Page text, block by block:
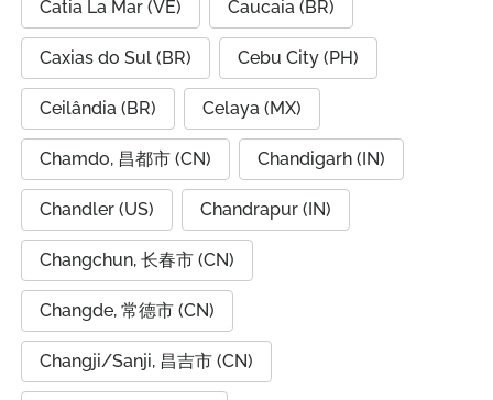
Catia La Mar (VE) Caucaia (BR)
Caxias do Sul (BR) Cebu City (PH)
Ceilândia (BR) Celaya (MX)
Chamdo, 昌都市 (CN) Chandigarh (IN)
Chandler (US) Chandrapur (IN)
Changchun, 长春市 (CN)
Changde, 常德市 (CN)
Changji/Sanji, 昌吉市 (CN)